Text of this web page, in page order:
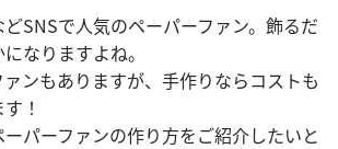
SNSで人気のペーパーファン。飾るだ
なりますよね。
ンもありますが、手作りならコストも
！
パーファンの作り方をご紹介したいと